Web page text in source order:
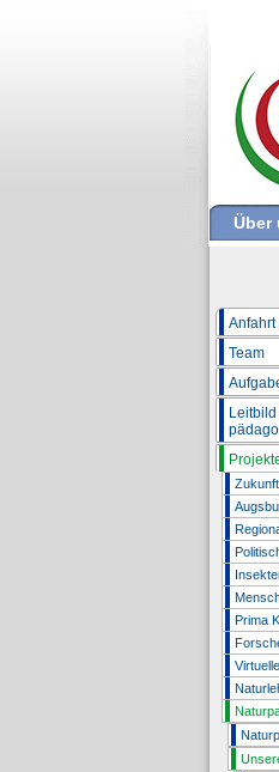
Über
Anfahrt
Team
Leitbild
Prima